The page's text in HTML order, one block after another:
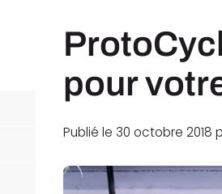
pour
Publié le 30 octobre 2018